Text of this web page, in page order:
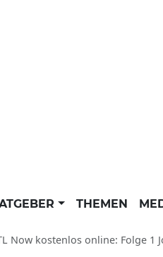
THEMEN
online: Folge 1 Jobcenter: